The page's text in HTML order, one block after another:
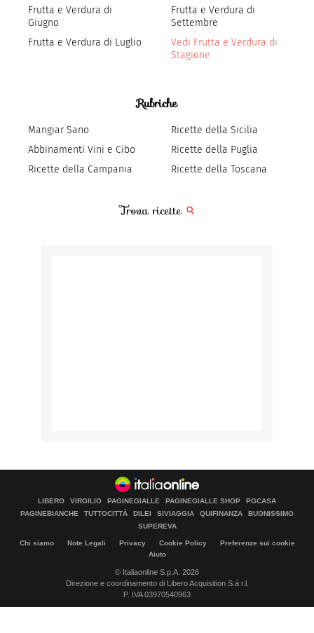
Frutta e Verdura di
Giugno
Frutta e Verdura di Luglio
Frutta e Verdura di
Settembre
Vedi Frutta e Verdura di
Stagione
Rubriche
Mangiar Sano
Abbinamenti Vini e Cibo
Ricette della Campania
Ricette della Sicilia
Ricette della Puglia
Ricette della Toscana
Trova ricette
LIBERO VIRGILIO PAGINEGIALLE PAGINEGIALLE SHOP
PGCASA
PAGINEBIANCHE
TUTTOCITTÀ DILEI SIVIAGGIA QUIFINANZA
BUONISSIMO
SUPEREVA
Chi siamo Note Legali Privacy Cookie Policy
Preferenze sui cookie
Aiuto
© Italiaonline S.p.A. 2026
Direzione e coordinamento di Libero Acquisition S.á r.l.
P. IVA 03970540963